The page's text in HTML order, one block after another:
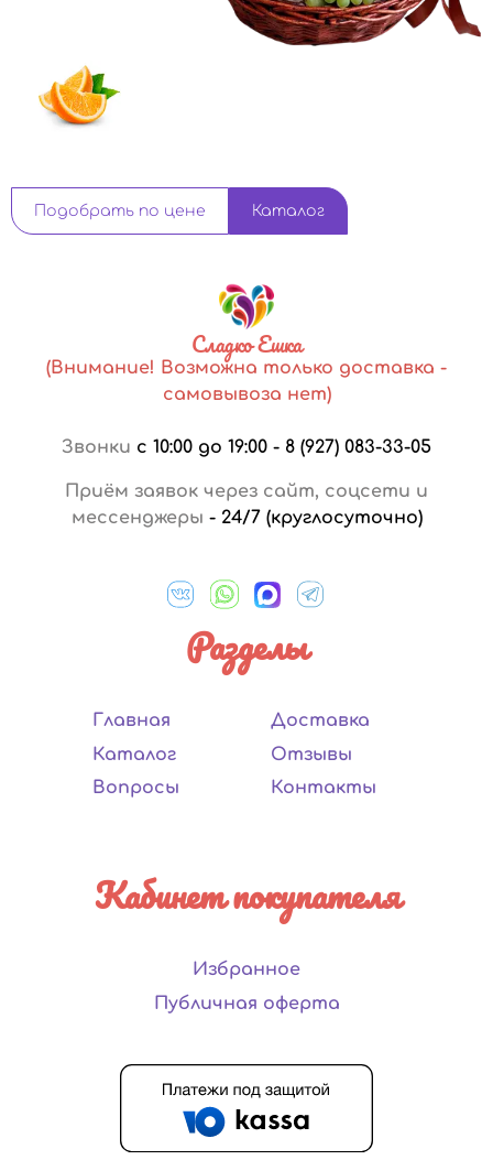
Подобрать по цене Каталог
Сладко Ешка
(Внимание! Возможна только доставка -
самовывоза нет)
Звонки с 10:00 до 19:00 - 8 (927) 083-33-05
Приём заявок через сайт, соцсети и
мессенджеры - 24/7 (круглосуточно)
Разделы
Главная
Каталог
Вопросы
Доставка
Отзывы
Контакты
Кабинет покупателя
Избранное
Публичная оферта